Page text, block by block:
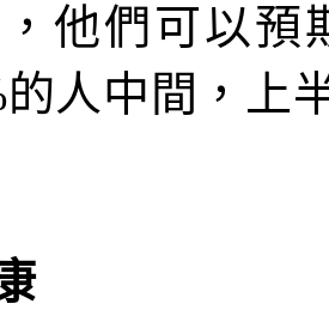
他們可以預
的人中間，上